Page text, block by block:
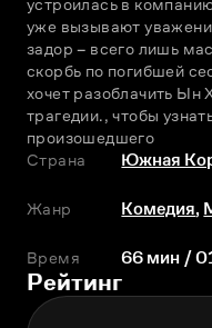
устроилась в
уже вызывают
задор – всего лишь
скорбь по погибшей
хочет разоблачить Ын
трагедии., чтобы
произошедшего
Страна
Южная
Жанр Комедия,
Время 66 мин /
Рейтинг